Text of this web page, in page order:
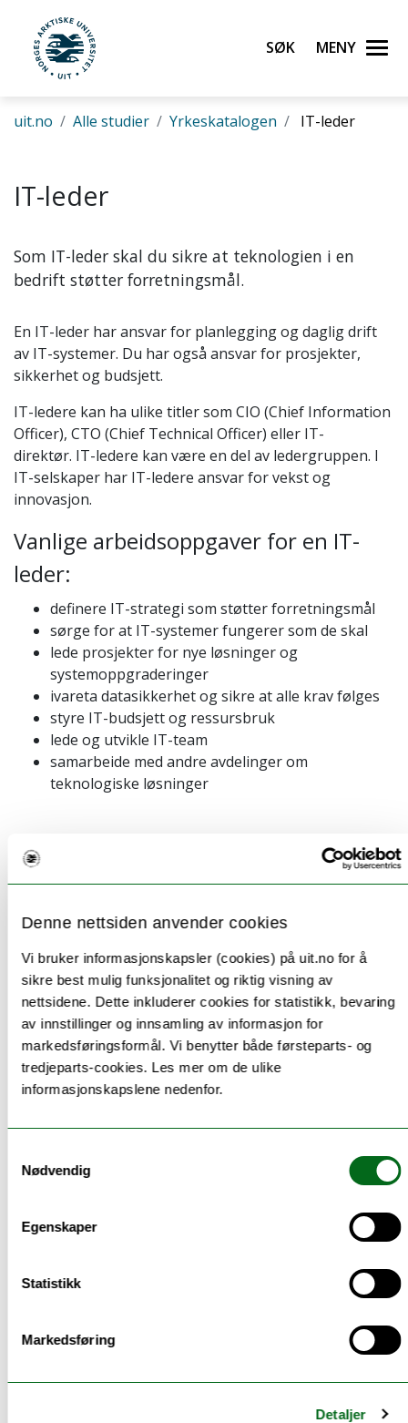
Denne nettsiden anvender cookies
Vi bruker informasjonskapsler (cookies) på uit.no for å
sikre best mulig funksjonalitet og riktig visning av
nettsidene. Dette inkluderer cookies for statistikk, bevaring
av innstillinger og innsamling av informasjon for
markedsføringsformål. Vi benytter både førsteparts- og
tredjeparts-cookies. Les mer om de ulike
informasjonskapslene nedenfor.
Nødvendig
Egenskaper
Statistikk
Markedsføring
Detaljer
Gå til hovedinnhold
UiT Norges arktiske universitet
Søk Meny
uit.no Alle studier Yrkeskatalogen IT-leder
IT-leder
Som IT-leder skal du sikre at teknologien i en
bedrift støtter forretningsmål.
En IT-leder har ansvar for planlegging og daglig drift
av IT-systemer. Du har også ansvar for prosjekter,
sikkerhet og budsjett.
IT-ledere kan ha ulike titler som CIO (Chief Information
Officer), CTO (Chief Technical Officer) eller IT-
direktør. IT-ledere kan være en del av ledergruppen. I
IT-selskaper har IT-ledere ansvar for vekst og
innovasjon.
Vanlige arbeidsoppgaver for en IT-
leder:
definere IT-strategi som støtter forretningsmål
sørge for at IT-systemer fungerer som de skal
lede prosjekter for nye løsninger og
systemoppgraderinger
ivareta datasikkerhet og sikre at alle krav følges
styre IT-budsjett og ressursbruk
lede og utvikle IT-team
samarbeide med andre avdelinger om
teknologiske løsninger
Hvor kan jeg jobbe?
• store selskaper
• banker
• offentlige virksomheter
Yrkesbeskrivelsen er basert på åpne data fra utdanning.no og er
underlagt Norsk lisens for offentlige data (NLOD). Teksten
Andre studiesider
Hele studier ved UiT
Nett- og samlingsbaserte utdanninger
Hva vil du bli?